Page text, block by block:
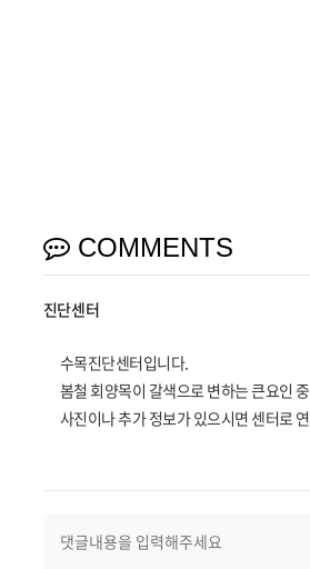
COMMENTS
진단센터
수목진단센터입니다.
봄철 회양목이 갈색으로 변하는 큰요인
사진이나 추가 정보가 있으시면 센터로